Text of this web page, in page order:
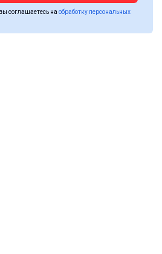
соглашаетесь на обработку персональных